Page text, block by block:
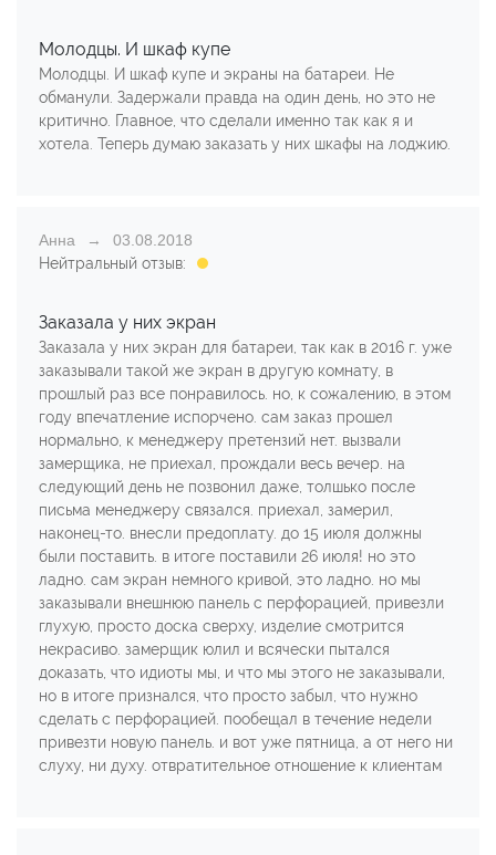
Молодцы. И шкаф купе
Молодцы. И шкаф купе и экраны на батареи. Не
обманули. Задержали правда на один день, но это не
критично. Главное, что сделали именно так как я и
хотела. Теперь думаю заказать у них шкафы на лоджию.
Анна
03.08.2018
Нейтральный отзыв:
Заказала у них экран
Заказала у них экран для батареи, так как в 2016 г. уже
заказывали такой же экран в другую комнату, в
прошлый раз все понравилось. но, к сожалению, в этом
году впечатление испорчено. сам заказ прошел
нормально, к менеджеру претензий нет. вызвали
замерщика, не приехал, прождали весь вечер. на
следующий день не позвонил даже, толшько после
письма менеджеру связался. приехал, замерил,
наконец-то. внесли предоплату. до 15 июля должны
были поставить. в итоге поставили 26 июля! но это
ладно. сам экран немного кривой, это ладно. но мы
заказывали внешнюю панель с перфорацией, привезли
глухую, просто доска сверху, изделие смотрится
некрасиво. замерщик юлил и всячески пытался
доказать, что идиоты мы, и что мы этого не заказывали,
но в итоге признался, что просто забыл, что нужно
сделать с перфорацией. пообещал в течение недели
привезти новую панель. и вот уже пятница, а от него ни
слуху, ни духу. отвратительное отношение к клиентам